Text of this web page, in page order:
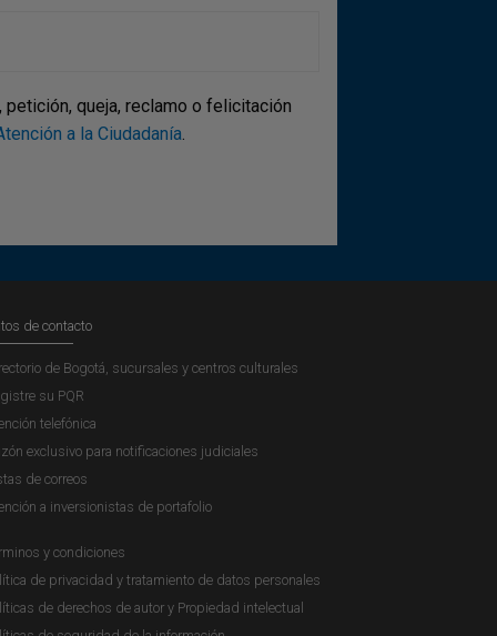
queja, reclamo o felicitación
a la Ciudadanía.
de contacto
de Bogotá, sucursales y centros culturales
su PQR
telefónica
exclusivo para notificaciones judiciales
de correos
a inversionistas de portafolio
y condiciones
de privacidad y tratamiento de datos personales
de derechos de autor y Propiedad intelectual